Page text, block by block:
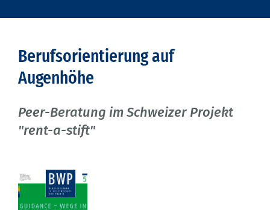
Berufsorientierung auf
Augenhöhe
Peer-Beratung im Schweizer Projekt
"rent-a-stift"